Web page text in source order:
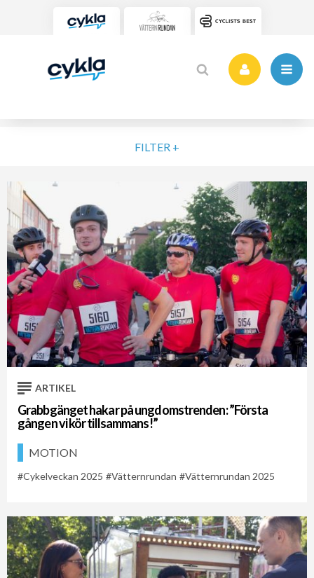
FILTER +
ELIT MOTION NYBÖRJARE
VARDAG
POPULÄRA TAGGAR
Vätternrundan
Motionslopp
Cykling
Cykelveckan 2025
MTB
Träning
Vättern Bike Games
MTB-Lopp
Cykelveckan 2021
Cykelveckan 2026
SORTERA PÅ
RENSA
ARTIKEL
Grabbgänget hakar på ungdomstrenden: ”Första
gången vi kör tillsammans!”
MOTION
Cykelveckan 2025 Vätternrundan Vätternrundan 2025